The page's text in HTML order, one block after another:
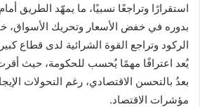
استقرارًا وتراجعًا نسبيًا، ما يمهّد الطريق
بدوره في خفض الأسعار وتحريك
الركود وتراجع القوة الشرائية لدى قطاع
يُعد اعترافًا مهمًا يُحسب للحكومة، حيث
بعدُ بالتحسن الاقتصادي، رغم التحولات
مؤشرات الاقتصاد.